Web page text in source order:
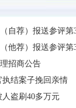
自荐）报送参评
他荐）报送参评
招商公告
执结案子挽回亲情
人盗刷40多万元